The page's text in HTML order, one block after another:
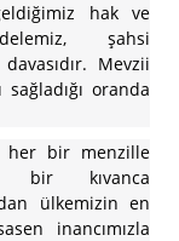
hak ve
şahsi
Mevzii
oranda
her bir menzille
bir kıvanca
ülkemizin en
inancımızla